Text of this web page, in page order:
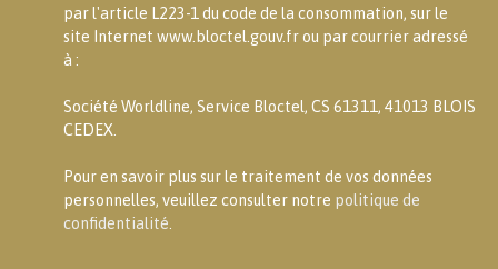
par l'article L223-1 du code de la consommation, sur le
site Internet www.bloctel.gouv.fr ou par courrier adressé
à :
Société Worldline, Service Bloctel, CS 61311, 41013 BLOIS
CEDEX.
Pour en savoir plus sur le traitement de vos données
personnelles, veuillez consulter notre politique de
confidentialité.